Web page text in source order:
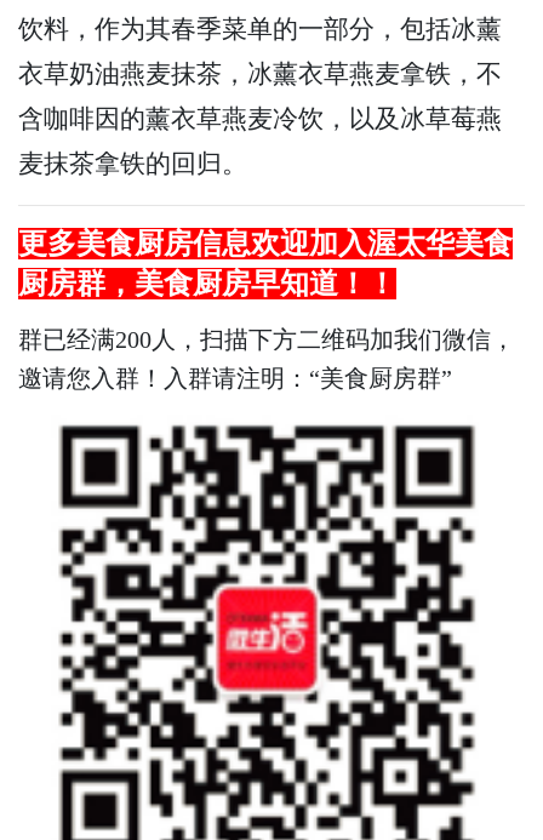
饮料，作为其春季菜单的一部分，包括冰薰
衣草奶油燕麦抹茶，冰薰衣草燕麦拿铁，不
含咖啡因的薰衣草燕麦冷饮，以及冰草莓燕
麦抹茶拿铁的回归。
更多美食厨房信息欢迎加入渥太华美食
厨房群， 美食厨房早知道！！
群已经满200人，扫描下方二维码加我们微信，
邀请您入群！入群请注明：“美食厨房群”